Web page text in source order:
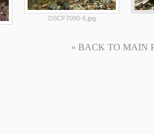
DSCF7090-6.jpg
« BACK TO MAIN